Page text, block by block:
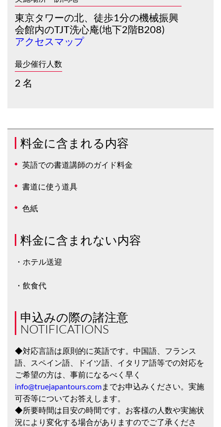
東京タワーの北、徒歩1分の機械振興
会館内のTJT洗心庵(地下2階B208)
アクセスマップ
最少催行人数
2 名
料金に含まれる内容
英語での書道講師のガイド料金
書道に使う道具
色紙
料金に含まれない内容
・ホテル送迎
・飲食代
申込みの際の諸注意
NOTIFICATIONS
◆対応言語は原則的に英語です。中国語、フランス
語、スペイン語、ドイツ語、イタリア語等での対応を
ご希望の方は、事前になるべく早く
info@truejapantours.comまでお申込みください。実施
可否等についてお答えします。
◆所要時間は目安の時間です。お客様の人数や実施状
況により変化する場合がありますのでご了承くださ